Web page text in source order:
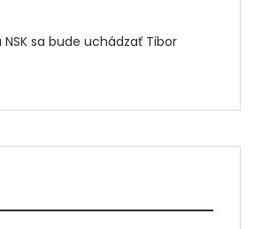
sa bude uchádzať Tibor